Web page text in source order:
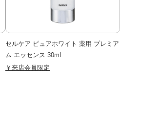
セルケア ピュアホワイト 薬用 プレミア
ム エッセンス 30ml
￥来店会員限定